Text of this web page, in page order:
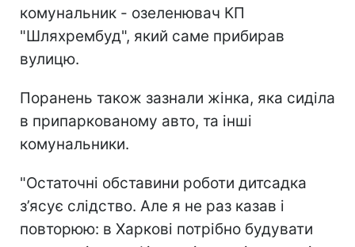
комунальник - озеленювач КП
"Шляхрембуд", який саме прибирав
вулицю.
Поранень також зазнали жінка, яка сиділа
в припаркованому авто, та інші
комунальники.
"Остаточні обставини роботи дитсадка
з’ясує слідство. Але я не раз казав і
повторюю: в Харкові потрібно будувати